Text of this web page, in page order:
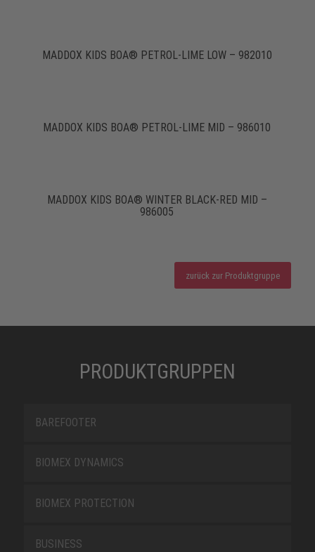
MADDOX KIDS BOA® PETROL-LIME LOW – 982010
MADDOX KIDS BOA® PETROL-LIME MID – 986010
MADDOX KIDS BOA® WINTER BLACK-RED MID –
986005
zurück zur Produktgruppe
PRODUKTGRUPPEN
BAREFOOTER
BIOMEX DYNAMICS
BIOMEX PROTECTION
BUSINESS